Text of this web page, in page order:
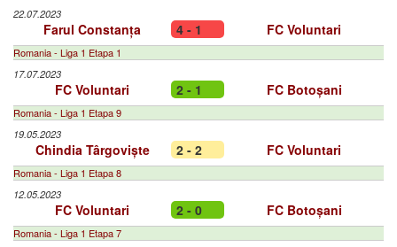
22.07.2023
Farul Constanța 4 - 1 FC Voluntari
Romania - Liga 1 Etapa 1
17.07.2023
FC Voluntari 2 - 1 FC Botoșani
Romania - Liga 1 Etapa 9
19.05.2023
Chindia Târgoviște 2 - 2 FC Voluntari
Romania - Liga 1 Etapa 8
12.05.2023
FC Voluntari 2 - 0 FC Botoșani
Romania - Liga 1 Etapa 7